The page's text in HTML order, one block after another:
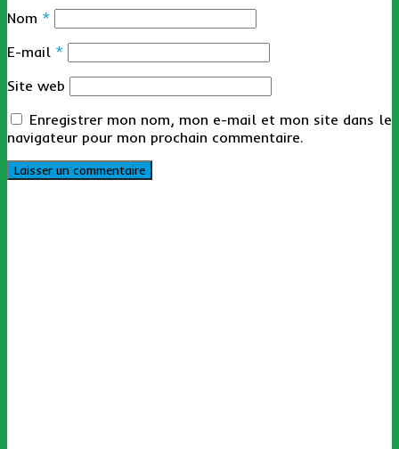
Nom *
E-mail *
Site web
Enregistrer mon nom, mon e-mail et mon site dans le
navigateur pour mon prochain commentaire.